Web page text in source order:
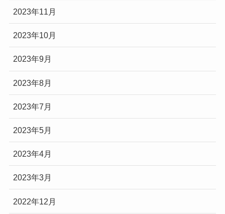
2023年11月
2023年10月
2023年9月
2023年8月
2023年7月
2023年5月
2023年4月
2023年3月
2022年12月